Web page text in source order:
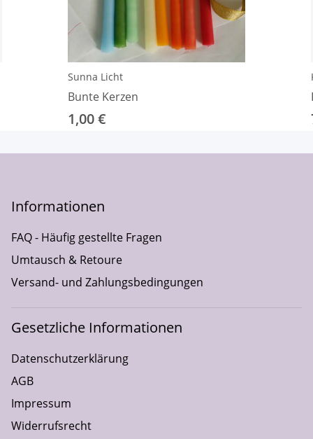
Sunna Licht
Bunte Kerzen
1,00 €
Informationen
FAQ - Häufig gestellte Fragen
Umtausch & Retoure
Versand- und Zahlungsbedingungen
Gesetzliche Informationen
Datenschutzerklärung
AGB
Impressum
Widerrufsrecht